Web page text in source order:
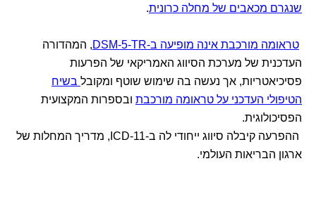
שנגרם מכאבים של מחלה כרונית.
טראומה מורכבת אינה מופיעה ב-DSM-5-TR
, המהדורה
העדכנית של מערכת הסיווג האמריקאי של הפרעות
פסיכיאטריות, אך נעשה בה שימוש שוטף ומקובל בשיח
הטיפולי העדכני על טראומה מורכבת ובספרות המקצועית
הפסיכולוגית.
ההפרעה קיבלה סיווג ייחודי לה ב-ICD-11, מדריך המחלות של
ארגון הבריאות העולמי.